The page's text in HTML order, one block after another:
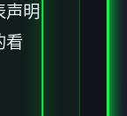
声明
看